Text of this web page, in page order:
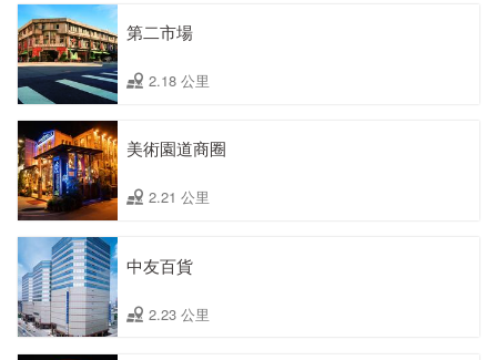
第二市場
2.18 公里
美術園道商圈
2.21 公里
中友百貨
2.23 公里